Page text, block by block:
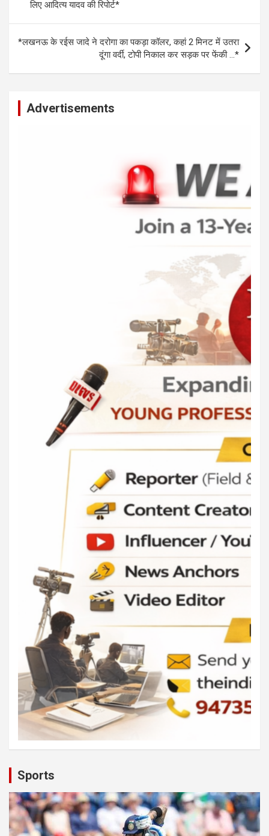
p
p
o
k
er
लिए आदित्य यादव की रिपोर्ट*
*लखनऊ के रईस जादे ने दरोगा का पकड़ा कॉलर, कहां 2 मिनट में उतरा
दूंगा वर्दी, टोपी निकाल कर सड़क पर फेंकी …*
Advertisements
Sports